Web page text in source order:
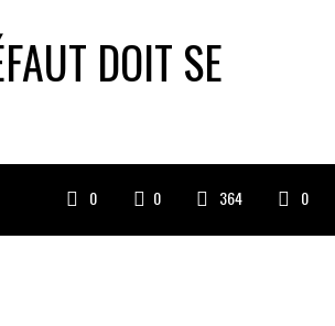
DOIT SE
0 0 364 0